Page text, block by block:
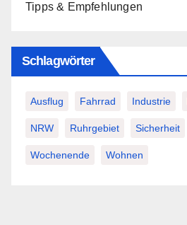
Tipps & Empfehlungen
Schlagwörter
Ausflug Fahrrad Industrie
NRW Ruhrgebiet Sicherheit
Wochenende Wohnen